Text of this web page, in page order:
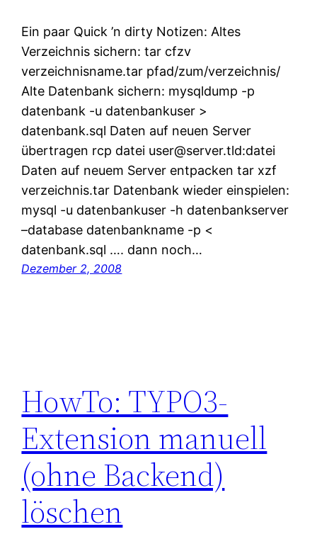
Ein paar Quick ’n dirty Notizen: Altes
Verzeichnis sichern: tar cfzv
verzeichnisname.tar pfad/zum/verzeichnis/
Alte Datenbank sichern: mysqldump -p
datenbank -u datenbankuser >
datenbank.sql Daten auf neuen Server
übertragen rcp datei user@server.tld:datei
Daten auf neuem Server entpacken tar xzf
verzeichnis.tar Datenbank wieder einspielen:
mysql -u datenbankuser -h datenbankserver
–database datenbankname -p <
datenbank.sql …. dann noch…
Dezember 2, 2008
HowTo: TYPO3-
Extension manuell
(ohne Backend)
löschen